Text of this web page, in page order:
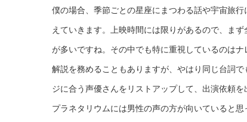
僕の場合、季節ごとの星座にまつわる話や宇宙旅
えていきます。上映時間には限りがあるので、ま
が多いですね。その中でも特に重視しているのは
解説を務めることもありますが、やはり同じ台詞
ジに合う声優さんをリストアップして、出演依頼
プラネタリウムには男性の声の方が向いていると